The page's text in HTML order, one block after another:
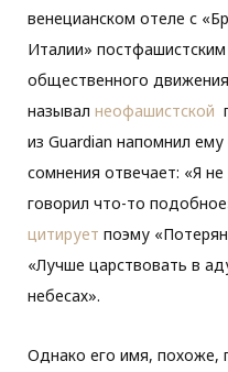
венецианском отеле с
Италии»
общественного
называл неофашистской
из Guardian напомнил
сомнения отвечает: «Я
говорил что-то
цитирует поэму
«Лучше царствовать в
небесах».
Однако его имя, похоже,